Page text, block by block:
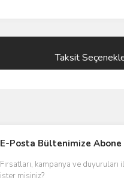
Taksit
E-Posta Bültenimize Abone
Fırsatları, kampanya ve
ister misiniz?